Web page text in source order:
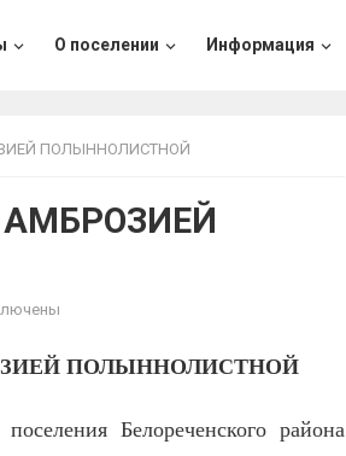
О поселении Информация
ПОЛЫННОЛИСТНОЙ
ПОЛЫННОЛИСТНОЙ
Белореченского района